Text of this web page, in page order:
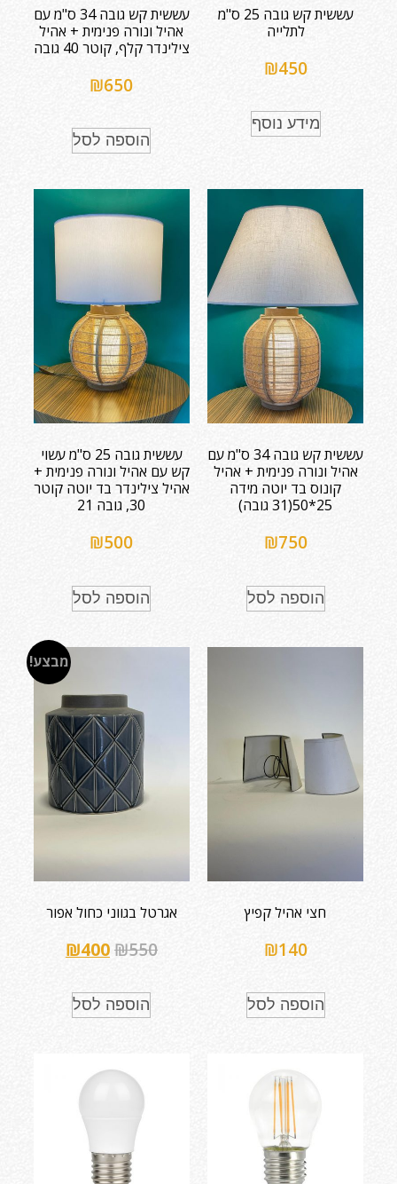
עששית קש גובה 25 ס"מ
לתלייה
₪450
מידע נוסף
עששית קש גובה 34 ס"מ עם
אהיל ונורה פנימית + אהיל
צילינדר קלף, קוטר 40 גובה
₪650
הוספה לסל
עששית קש גובה 34 ס"מ עם
אהיל ונורה פנימית + אהיל
קונוס בד יוטה מידה
25*50(31 גובה)
₪750
הוספה לסל
עששית גובה 25 ס"מ עשוי
קש עם אהיל ונורה פנימית +
אהיל צילינדר בד יוטה קוטר
30, גובה 21
₪500
הוספה לסל
חצי אהיל קפיץ
₪140
הוספה לסל
מבצע!
אגרטל בגווני כחול אפור
₪550
₪400
הוספה לסל